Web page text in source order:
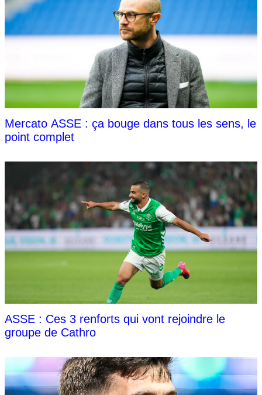
Mercato ASSE : ça bouge dans tous les sens, le
point complet
ASSE : Ces 3 renforts qui vont rejoindre le
groupe de Cathro